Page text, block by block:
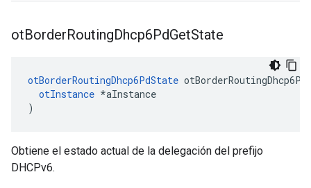
otBorderRoutingDhcp6PdGetState
otBorderRoutingDhcp6PdState
otInstance *aInstance
)
Obtiene el estado actual de la delegación del prefijo
DHCPv6.